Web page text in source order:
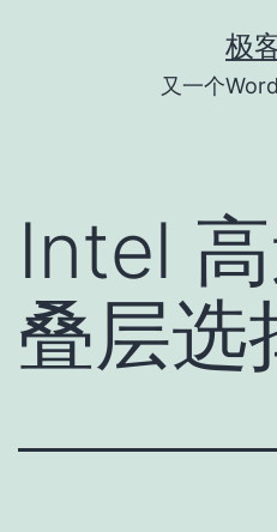
极
又一个
Intel
叠层选